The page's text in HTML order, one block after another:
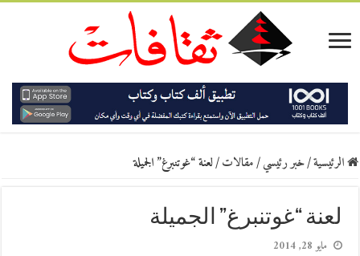
الرئيسية/خبر رئيسي/مقالات/لعنة “غوتنبرغ” الجميلة
لعنة “غوتنبرغ” الجميلة
مايو 28, 2014